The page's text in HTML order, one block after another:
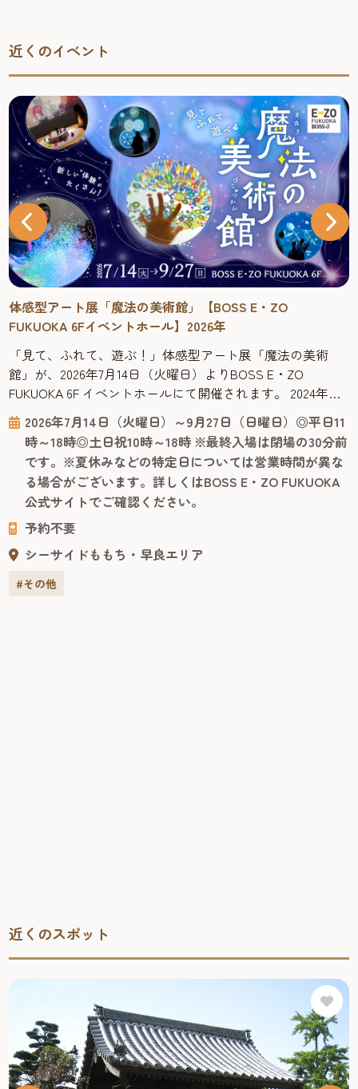
近くのイベント
体感型アート展「魔法の美術館」【BOSS E・ZO
FUKUOKA 6Fイベントホール】2026年
「見て、ふれて、遊ぶ！」体感型アート展「魔法の美術
館」が、2026年7月14日（火曜日）よりBOSS E・ZO
FUKUOKA 6F イベントホールにて開催されます。 2024年に
大好評を博した本展が、内容をさらにパワーアップして再
登場。子どもから大人まで、世代を問わず夢中になれる、
学びと楽しさが融合した体験型ミュージアムです。 展示室
に一歩足を踏み入れると、そこは光とアートが織りなす不
思議...
2026年7月14日（火曜日）～9月27日（日曜日）◎平日11
時～18時◎土日祝10時～18時 ※最終入場は閉場の30分前
です。※夏休みなどの特定日については営業時間が異な
る場合がございます。詳しくはBOSS E・ZO FUKUOKA
公式サイトでご確認ください。
予約不要
シーサイドももち・早良エリア
#その他
近くのスポット